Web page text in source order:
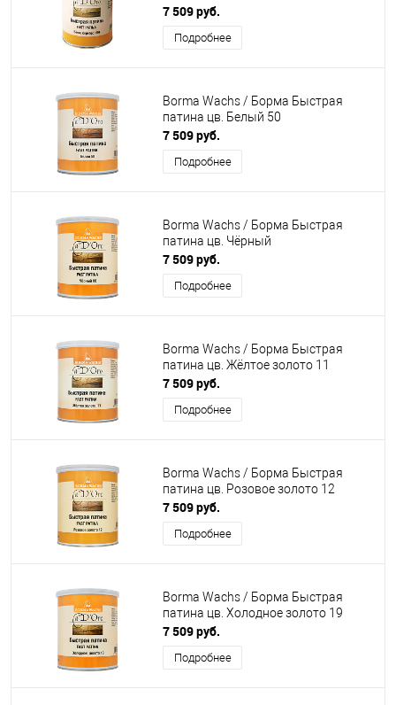
7 509 руб.
Подробнее
Borma Wachs / Борма Быстрая
патина цв. Белый 50
7 509 руб.
Подробнее
Borma Wachs / Борма Быстрая
патина цв. Чёрный
7 509 руб.
Подробнее
Borma Wachs / Борма Быстрая
патина цв. Жёлтое золото 11
7 509 руб.
Подробнее
Borma Wachs / Борма Быстрая
патина цв. Розовое золото 12
7 509 руб.
Подробнее
Borma Wachs / Борма Быстрая
патина цв. Холодное золото 19
7 509 руб.
Подробнее